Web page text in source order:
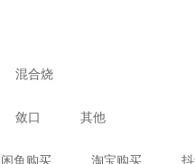
混合烧
敛口 其他
闲鱼购买 淘宝购买